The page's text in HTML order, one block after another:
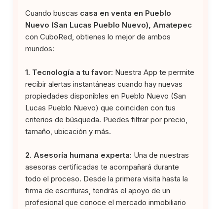
Cuando buscas casa en venta en Pueblo
Nuevo (San Lucas Pueblo Nuevo), Amatepec
con CuboRed, obtienes lo mejor de ambos
mundos:
1. Tecnología a tu favor: Nuestra App te permite
recibir alertas instantáneas cuando hay nuevas
propiedades disponibles en Pueblo Nuevo (San
Lucas Pueblo Nuevo) que coinciden con tus
criterios de búsqueda. Puedes filtrar por precio,
tamaño, ubicación y más.
2. Asesoría humana experta: Una de nuestras
asesoras certificadas te acompañará durante
todo el proceso. Desde la primera visita hasta la
firma de escrituras, tendrás el apoyo de un
profesional que conoce el mercado inmobiliario